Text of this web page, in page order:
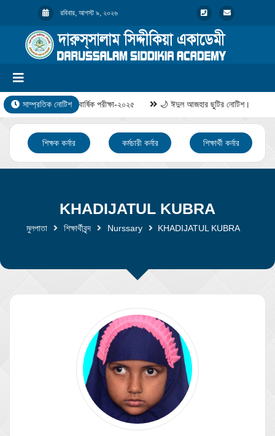
রবিবার, আগস্ট ৯, ২০২৬
সাম্প্রতিক নোটিশ বার্ষিক পরীক্ষা-২০২৫ 🌙 ঈদুল আজহার ছুটির নোটিশ।
শিক্ষক কর্নার কর্মচারী কর্নার শিক্ষার্থী কর্নার
KHADIJATUL KUBRA
মুলপাতা শিক্ষার্থীবৃন্দ Nurssary KHADIJATUL KUBRA